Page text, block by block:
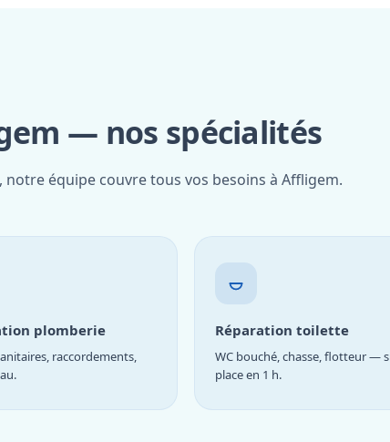
— nos spécialités
équipe couvre tous vos besoins à Affligem.
plomberie
raccordements,
Réparation toilette
WC bouché, chasse, flotteur —
place en 1 h.